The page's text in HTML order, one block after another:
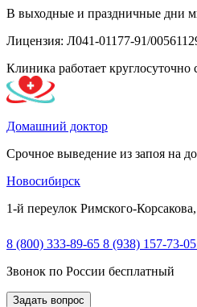
В выходные и праздничные дни
Лицензия: Л041-01177-91/
Клиника работает
Домашний доктор
Срочное выведение из запоя на
Новосибирск
1-й переулок Римского-
8 (800) 333-89-65 8 (938) 157-73-05
Звонок по России бесплатный
Задать вопрос